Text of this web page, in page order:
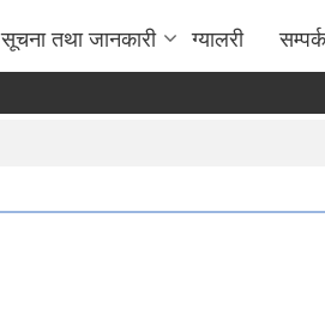
सूचना तथा जानकारी ग्यालरी सम्पर्क